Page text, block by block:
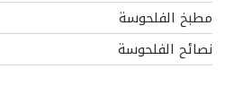
مطبخ الفلحوسة
نصائح الفلحوسة